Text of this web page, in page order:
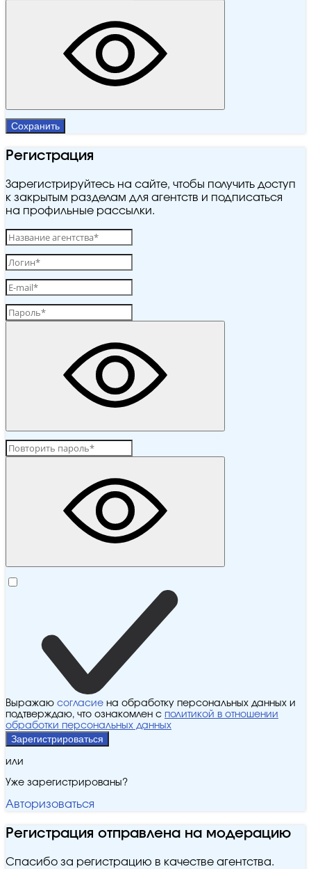
Сохранить
Регистрация
Зарегистрируйтесь на сайте, чтобы получить доступ
к закрытым разделам для агентств и подписаться
на профильные рассылки.
Выражаю согласие на обработку персональных данных и
подтверждаю, что ознакомлен с политикой в отношении
обработки персональных данных
Зарегистрироваться
или
Уже зарегистрированы?
Авторизоваться
Регистрация отправлена на модерацию
Спасибо за регистрацию в качестве агентства.